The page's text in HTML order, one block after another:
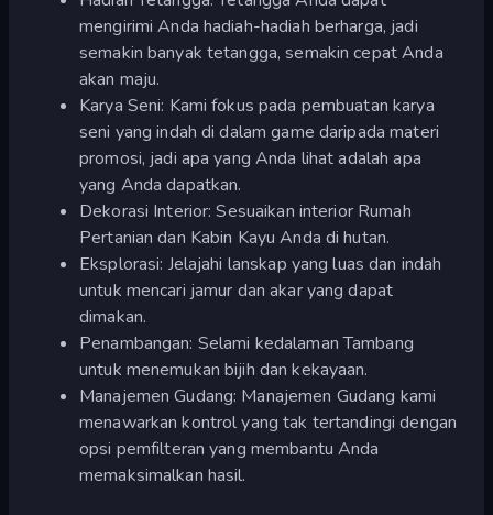
mengirimi Anda hadiah-hadiah berharga, jadi
semakin banyak tetangga, semakin cepat Anda
akan maju.
Karya Seni: Kami fokus pada pembuatan karya
seni yang indah di dalam game daripada materi
promosi, jadi apa yang Anda lihat adalah apa
yang Anda dapatkan.
Dekorasi Interior: Sesuaikan interior Rumah
Pertanian dan Kabin Kayu Anda di hutan.
Eksplorasi: Jelajahi lanskap yang luas dan indah
untuk mencari jamur dan akar yang dapat
dimakan.
Penambangan: Selami kedalaman Tambang
untuk menemukan bijih dan kekayaan.
Manajemen Gudang: Manajemen Gudang kami
menawarkan kontrol yang tak tertandingi dengan
opsi pemfilteran yang membantu Anda
memaksimalkan hasil.